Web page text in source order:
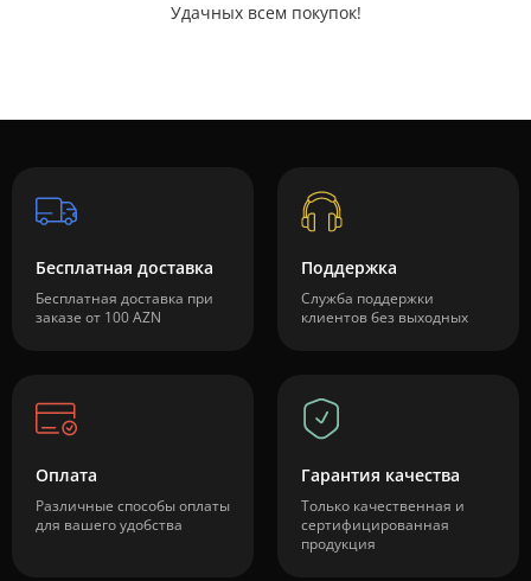
Удачных всем покупок!
Бесплатная доставка
Бесплатная доставка при
заказе от 100 AZN
Поддержка
Служба поддержки
клиентов без выходных
Оплата
Различные способы оплаты
для вашего удобства
Гарантия качества
Только качественная и
сертифицированная
продукция